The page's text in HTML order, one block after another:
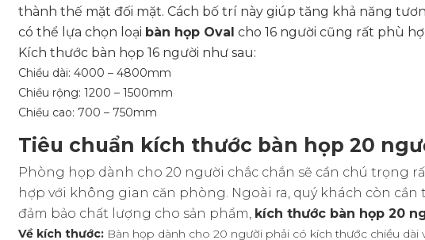
thành thế mặt đối mặt. Cách bố trí này giúp tăng khả năng
có thể lựa chọn loại bàn họp Oval cho 16 người cũng rất phù
Kích thước bàn họp 16 người như sau:
Chiều dài: 4000 – 4800mm
Chiều rộng: 1200 – 1500mm
Chiều cao: 700 – 750mm
Tiêu chuẩn kích thước bàn họp 20
Phòng họp dành cho 20 người chắc chắn sẽ cần chú trọng
hợp với không gian căn phòng. Ngoài ra, quý khách còn
đảm bảo chất lượng cho sản phẩm, kích thước bàn họp 20
Về kích thước:Bàn họp dành cho 20 người phải có kích thước chiều dài